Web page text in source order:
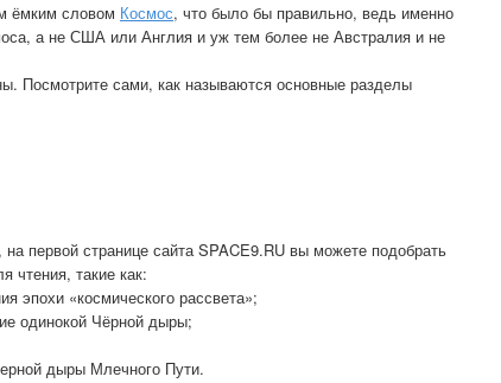
ёмким словом Космос, что было бы правильно, ведь именно
а не США или Англия и уж тем более не Австралия и не
Посмотрите сами, как называются основные разделы
первой странице сайта SPACE9.RU вы можете подобрать
чтения, такие как:
эпохи «космического рассвета»;
одинокой Чёрной дыры;
дыры Млечного Пути.